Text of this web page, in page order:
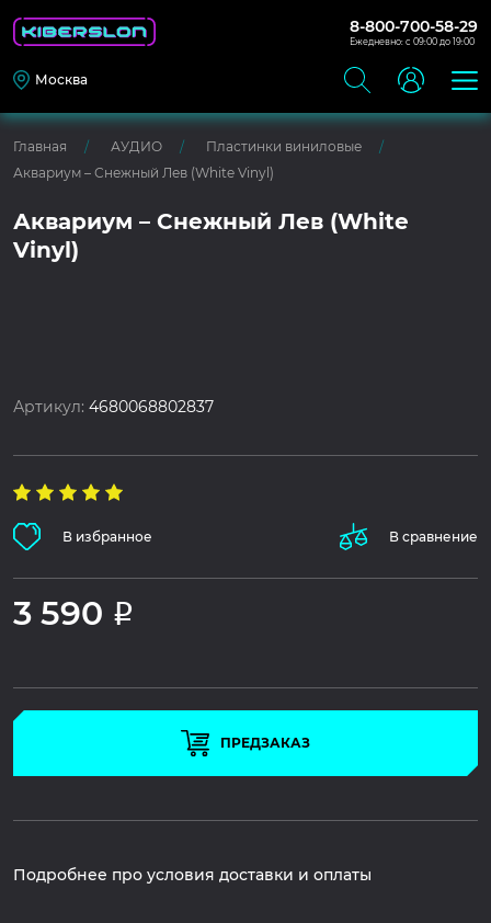
8-800-700-58-29
Ежедневно: с 09:00 до 19:00
Москва
Главная АУДИО
Пластинки виниловые
Аквариум – Снежный Лев (White Vinyl)
Аквариум – Снежный Лев (White
Vinyl)
Артикул:4680068802837
В избранное В сравнение
3 590 Р
ПРЕДЗАКАЗ
Подробнее про условия доставки и оплаты